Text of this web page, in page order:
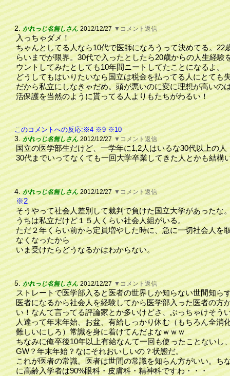
2. かれっじ名無しさん 2012/12/27 ▼コメント返信
入っちゃダメ！
ちゃんとしてる人なら10代で医師になろうって決めてる。22
らいまでが限界。30代で入ったとしたら20歳からの人生経験
ウントしてみたとしても10年間ニートしてたことになるよ。
どうしてもはいりたいなら国立は税金を払ってる人にとても
だから私立にしなきゃだめ。頭が悪いのに変に理想が高いの
活保護を当然のように貰ってる人よりもたちがわるい！
このコメントへの反応:※4 ※9 ※10
3. かれっじ名無しさん 2012/12/27 ▼コメント返信
国立の医学部生だけど、一学年に1,2人はいるな30代以上の人
30代までいってなくても一回大学卒業してきた人とかも結構
4. かれっじ名無しさん 2012/12/27 ▼コメント返信
※2
そうやって社会人差別して裁判で負けた国立大学があったな
うちは私立だけど１５人くらい社会人組がいる。
ただ２年くらい前から定員増やした時に、急に一切社会人を
なくなったから
いま受けたらどうなるかはわからない。
5. かれっじ名無しさん 2012/12/27 ▼コメント返信
ストレートで医学部入ると医者の世界しか知らない世間知ら
医者になるから社会人を経験してから医学部入った医者の方
い！なんて言ってる評論家とか多いけどさ、ぶっちゃけそう
人達って年末年始、お盆、有給しっかり休む（もちろん全消
難しいにしろ）常識を身に着けてんだよなｗｗｗ
ちなみに俺卒後10年以上有給なんて一回も使ったことないし
GW？年末年始？なにそれおいしいの？状態だ。
これが医者の常識。医者は世間の常識を知らん方がいい。ち
に高齢入学者は90%眼科・皮膚科・精神科ですわ・・・